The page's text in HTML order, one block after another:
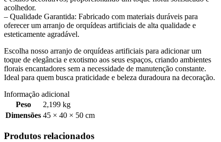
acolhedor.
– Qualidade Garantida: Fabricado com materiais duráveis para
oferecer um arranjo de orquídeas artificiais de alta qualidade e
esteticamente agradável.
Escolha nosso arranjo de orquídeas artificiais para adicionar um
toque de elegância e exotismo aos seus espaços, criando ambientes
florais encantadores sem a necessidade de manutenção constante.
Ideal para quem busca praticidade e beleza duradoura na decoração.
Informação adicional
Peso
2,199 kg
Dimensões 45 × 40 × 50 cm
Produtos relacionados